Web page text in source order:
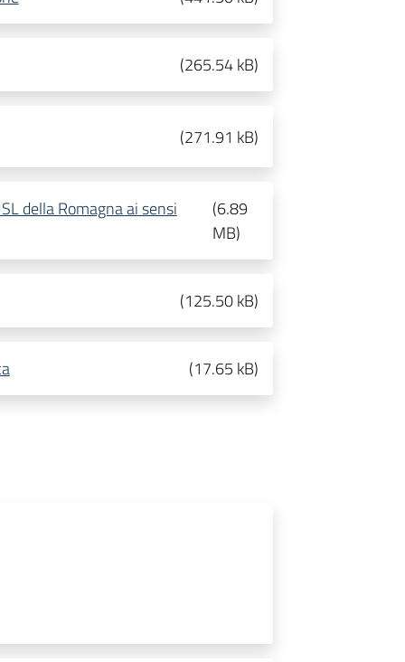
(265.54 kB)
(271.91 kB)
della Romagna ai sensi (6.89
MB)
(125.50 kB)
(17.65 kB)